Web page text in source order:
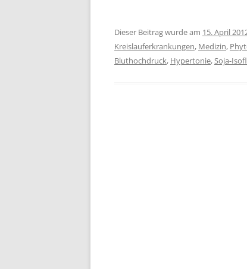
Dieser Beitrag wurde am 15. April
Kreislauferkrankungen, Medizin,
Bluthochdruck, Hypertonie,Soja-